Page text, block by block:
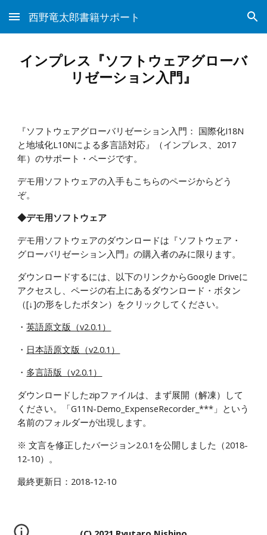
Skip to main content Skip to navigation
西野竜太郎書籍サポート
インプレス『ソフトウェアグローバ
リゼーション入門』
『ソフトウェアグローバリゼーション入門： 国際化I18N
と地域化L10Nによる多言語対応』（インプレス、2017
年）のサポート・ページです。
デモ用ソフトウェアの入手もこちらのページからどう
ぞ。
◆デモ用ソフトウェア
デモ用ソフトウェアのダウンロードは『ソフトウェア・
グローバリゼーション入門』の購入者のみに限ります。
ダウンロードするには、以下のリンクからGoogle Driveに
アクセスし、ページの右上にあるダウンロード・ボタン
（[↓]の形をしたボタン）をクリックしてください。
・英語原文版（v2.0.1）
・ 日本語原文版（v2.0.1）
・ 多言語版（v2.0.1）
ダウンロードしたzipファイルは、まず展開（解凍）して
ください。「G11N-Demo_ExpenseRecorder_***」という
名前のフォルダーが出現します。
※ 文言を修正したバージョン2.0.1を公開しました（2018-
12-10）。
最終更新日：2018-12-10